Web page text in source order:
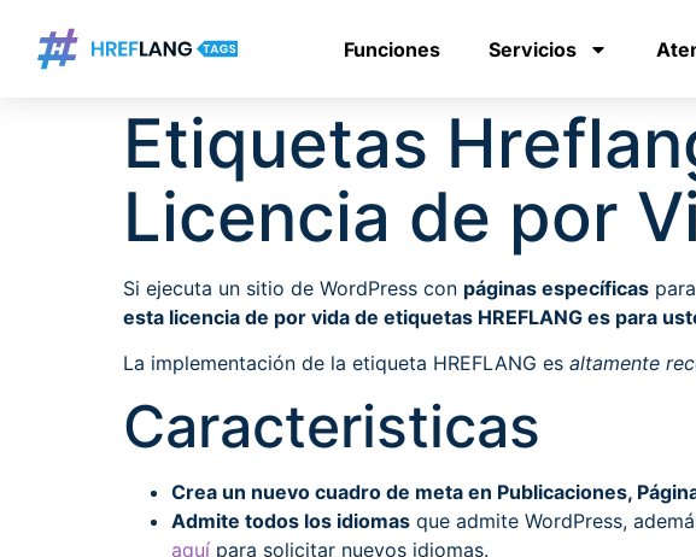
Funciones Servicios
Etiquetas
Licencia de por
Si ejecuta un sitio de WordPress con páginas específicas para
esta licencia de por vida de etiquetas HREFLANG es para
La implementación de la etiqueta HREFLANG es altamente
Caracteristicas
Crea un nuevo cuadro de meta en Publicaciones,
Admite todos los idiomas que admite WordPress,
aquí para solicitar nuevos idiomas.